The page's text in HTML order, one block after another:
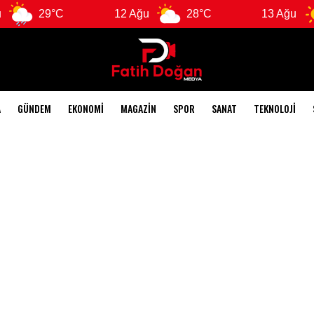
29°C 12 Ağu 28°C 13 Ağu
GÜNDEM EKONOMI MAGAZIN SPOR SANAT TEKNOLOJI